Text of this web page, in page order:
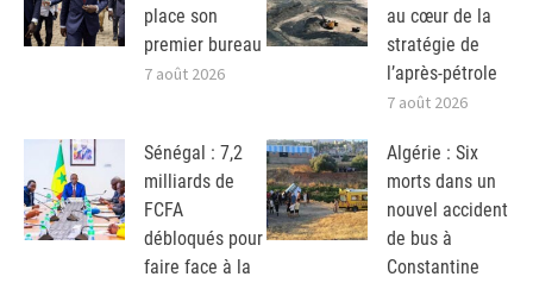
place son
premier bureau
7 août 2026
au cœur de la
stratégie de
l’après-pétrole
7 août 2026
Sénégal : 7,2
milliards de
FCFA
débloqués pour
faire face à la
Algérie : Six
morts dans un
nouvel accident
de bus à
Constantine